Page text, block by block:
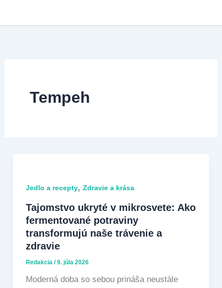
Tempeh
Jedlo a recepty, Zdravie a krása
Tajomstvo ukryté v mikrosvete: Ako
fermentované potraviny
transformujú naše trávenie a
zdravie
Redakcia /9. júla 2026
Moderná doba so sebou prináša neustále